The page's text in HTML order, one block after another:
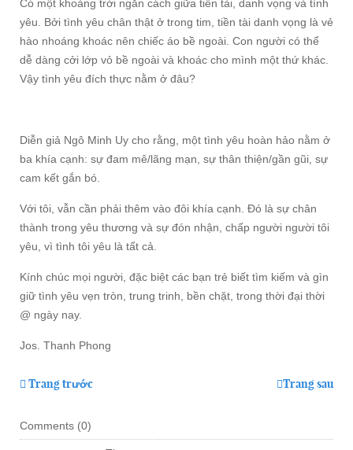
Có một khoảng trời ngăn cách giữa tiền tài, danh vọng và tình
yêu. Bởi tình yêu chân thật ở trong tim, tiền tài danh vọng là vẻ
hào nhoáng khoác nên chiếc áo bề ngoài. Con người có thể
dễ dàng cởi lớp vỏ bề ngoài và khoác cho mình một thứ khác.
Vậy tình yêu đích thực nằm ở đâu?
Diễn giả Ngô Minh Uy cho rằng, một tình yêu hoàn hảo nằm ở
ba khía cạnh: sự đam mê/lãng mạn, sự thân thiện/gần gũi, sự
cam kết gắn bó.
Với tôi, vẫn cần phải thêm vào đôi khía cạnh. Đó là sự chân
thành trong yêu thương và sự đón nhận, chấp người người tôi
yêu, vì tình tôi yêu là tất cả.
Kính chúc mọi người, đặc biệt các bạn trẻ biết tìm kiếm và gìn
giữ tình yêu vẹn tròn, trung trinh, bền chặt, trong thời đại thời
@ ngày nay.
Jos. Thanh Phong
Trang trước Trang sau
Comments (0)